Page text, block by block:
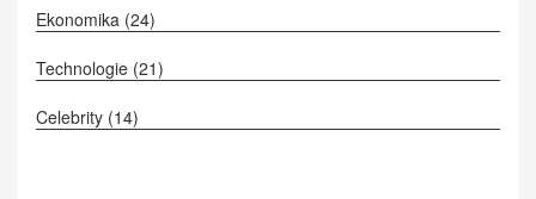
Ekonomika (24)
Technologie (21)
Celebrity (14)